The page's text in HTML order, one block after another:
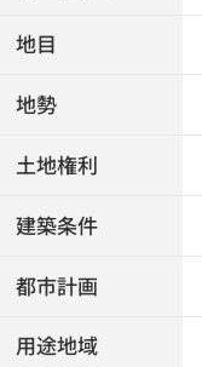
地目
地勢
土地権利
建築条件
都市計画
用途地域